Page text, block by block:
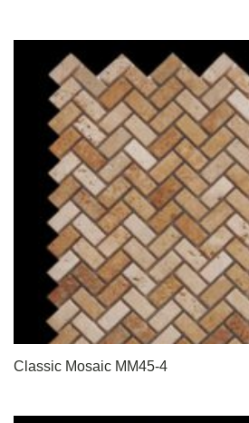
Classic Mosaic MM45-4